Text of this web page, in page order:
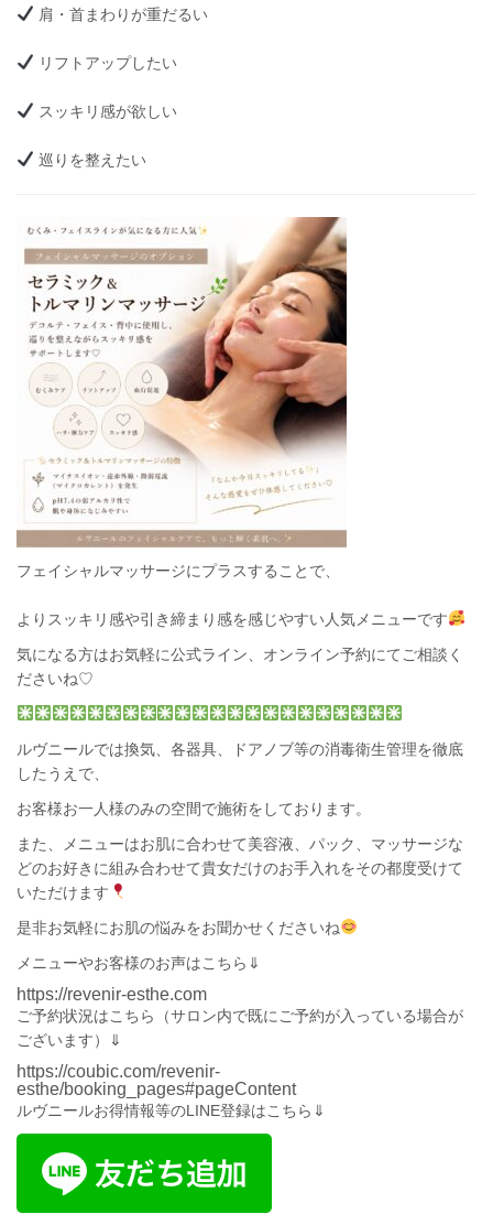
肩・首まわりが重だるい
リフトアップしたい
スッキリ感が欲しい
巡りを整えたい
フェイシャルマッサージにプラスすることで、
よりスッキリ感や引き締まり感を感じやすい人気メニューです
気になる方はお気軽に公式ライン、オンライン予約にてご相談く
ださいね♡
ルヴニールでは換気、各器具、ドアノブ等の消毒衛生管理を徹底
したうえで、
お客様お一人様のみの空間で施術をしております。
また、メニューはお肌に合わせて美容液、パック、マッサージな
どのお好きに組み合わせて貴女だけのお手入れをその都度受けて
いただけます
是非お気軽にお肌の悩みをお聞かせくださいね
メニューやお客様のお声はこちら⇓
https://revenir-esthe.com
ご予約状況はこちら
（サロン内で既にご予約が入っている場合が
ございます）⇓
https://coubic.com/revenir-
esthe/booking_pages#pageContent
ルヴニールお得情報等のLINE登録はこちら⇓